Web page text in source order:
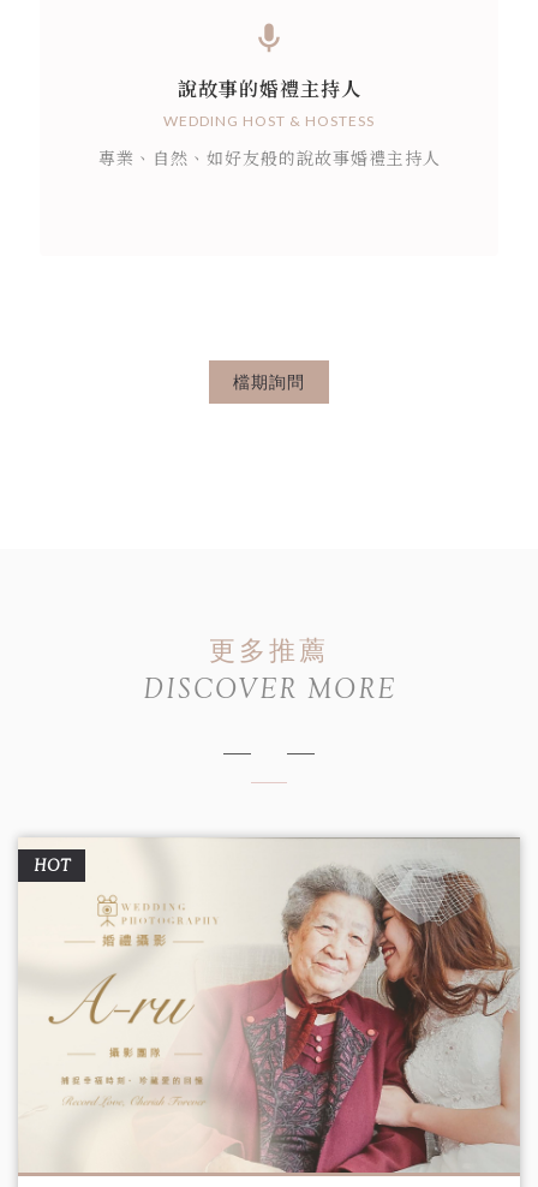
說故事的婚禮主持人
WEDDING HOST & HOSTESS
專業、自然、如好友般的說故事婚禮主持人
檔期詢問
更多推薦
DISCOVER MORE
HOT